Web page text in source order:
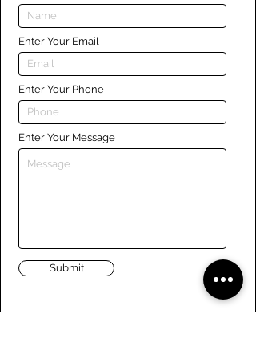
Enter Your Email
Enter Your Phone
Enter Your Message
Submit